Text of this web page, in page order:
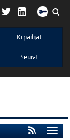
Kilpailijat
Seurat